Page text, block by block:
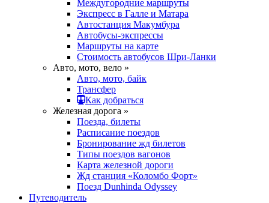
Междугородние маршруты
Экспресс в Галле и Матара
Автостанция Макумбура
Автобусы-экспрессы
Маршруты на карте
Стоимость автобусов Шри-Ланки
Авто, мото, вело »
Авто, мото, байк
Трансфер
Как добраться
Железная дорога »
Поезда, билеты
Расписание поездов
Бронирование жд билетов
Типы поездов вагонов
Карта железной дороги
Жд станция «Коломбо Форт»
Поезд Dunhinda Odyssey
Путеводитель